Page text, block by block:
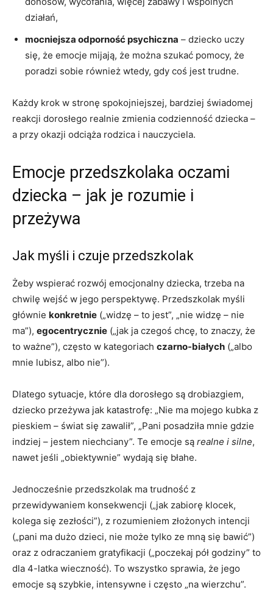
działań,
mocniejsza odporność psychiczna – dziecko uczy
się, że emocje mijają, że można szukać pomocy, że
poradzi sobie również wtedy, gdy coś jest trudne.
Każdy krok w stronę spokojniejszej, bardziej świadomej
reakcji dorosłego realnie zmienia codzienność dziecka –
a przy okazji odciąża rodzica i nauczyciela.
Emocje przedszkolaka oczami
dziecka – jak je rozumie i
przeżywa
Jak myśli i czuje przedszkolak
Żeby wspierać rozwój emocjonalny dziecka, trzeba na
chwilę wejść w jego perspektywę. Przedszkolak myśli
głównie konkretnie („widzę – to jest”, „nie widzę – nie
ma”), egocentrycznie („jak ja czegoś chcę, to znaczy, że
to ważne”), często w kategoriach czarno-białych („albo
mnie lubisz, albo nie”).
Dlatego sytuacje, które dla dorosłego są drobiazgiem,
dziecko przeżywa jak katastrofę: „Nie ma mojego kubka z
pieskiem – świat się zawalił”, „Pani posadziła mnie gdzie
indziej – jestem niechciany”. Te emocje są realne i silne,
nawet jeśli „obiektywnie” wydają się błahe.
Jednocześnie przedszkolak ma trudność z
przewidywaniem konsekwencji („jak zabiorę klocek,
kolega się zezłości”), z rozumieniem złożonych intencji
(„pani ma dużo dzieci, nie może tylko ze mną się bawić”)
oraz z odraczaniem gratyfikacji („poczekaj pół godziny” to
dla 4-latka wieczność). To wszystko sprawia, że jego
emocje są szybkie, intensywne i często „na wierzchu”.